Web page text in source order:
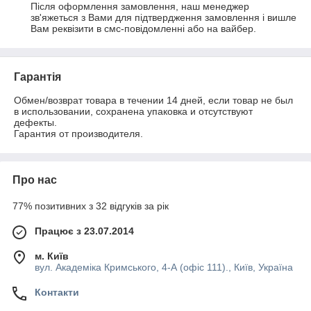
Після оформлення замовлення, наш менеджер
зв'яжеться з Вами для підтвердження замовлення і вишле
Вам реквізити в смс-повідомленні або на вайбер.
Гарантія
Обмен/возврат товара в течении 14 дней, если товар не был
в использовании, сохранена упаковка и отсутствуют
дефекты.
Гарантия от производителя.
Про нас
77% позитивних з 32 відгуків за рік
Працює з 23.07.2014
м. Київ
вул. Академіка Кримського, 4-А (офіс 111)., Київ, Україна
Контакти